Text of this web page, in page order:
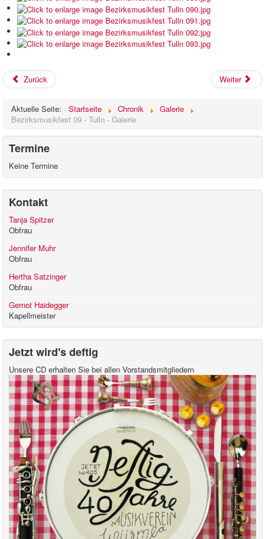
Zurück Weiter
Aktuelle Seite: Startseite Chronik
Galerie
Bezirksmusikfest 09 - Tulln - Galerie
Termine
Keine Termine
Kontakt
Tanja Spitzer
Obfrau
Jennifer Muhr
Obfrau
Hertha Satzinger
Obfrau
Gernot Haidegger
Kapellmeister
Jetzt wird's deftig
Unsere CD erhalten Sie bei allen Vorstandsmitgliedern